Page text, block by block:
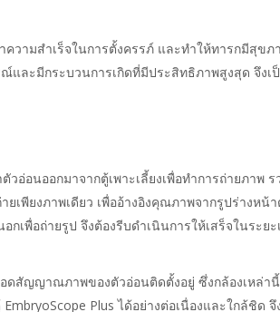
วามสำเร็จในการตั้งครรภ์ และทำให้ทารกมีสุข
และมีกระบวนการเกิดที่มีประสิทธิภาพสูงสุด จึงเ
อ่อนออกมาจากตู้เพาะเลี้ยงเพื่อทำการถ่ายภาพ
เพียงภาพเดียว เพื่ออ้างอิงคุณภาพจากรูปร่างหน้
เพื่อถ่ายรูป จึงต้องรีบดำเนินการให้เสร็จในระย
ดสัญญาณภาพของตัวอ่อนติดตั้งอยู่ ซึ่งกล้องเหล่า
Plus ได้อย่างต่อเนื่องและใกล้ชิด จึ